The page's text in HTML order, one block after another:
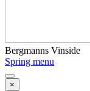
Bergmanns Vinside
Spring menu
×